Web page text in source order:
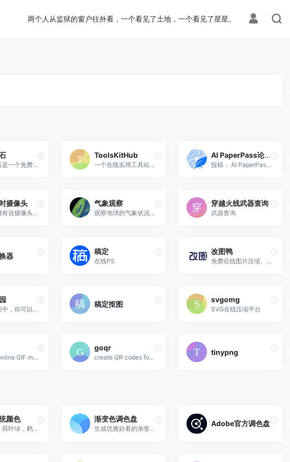
wp-optimization.phpon line 113
两个人从监狱的窗户往外看，一个看见了土地，一个看见了星星。
音乐魔石是一个免费提供全网...
ToolsKitHub
一个在线实用工具站! 可以提...
AI PaperPass论文生成器
投稿： AI PaperPass是一个A...
摄像头
在全球都有设摄像头的网站！ ...
气象观察
观察地球的气象状况和海洋运动
穿越火线武器查询
武器查询
器
稿定
在线PS
改图鸭
免费在线图片压缩、图片编辑...
在此页面中，你可以尝试使用...
稿定抠图
svgomg
SVG在线压缩平台
simple online GIF maker and toolset for basic animated GIF editing.
goqr
create QR codes for free (Logo, T-Shirt, vCard, EPS)
tinypng
颜色
石竹紫，荷叶绿，鹤灰。颜色都该有它好听的名字！
渐变色调色盘
生成优雅好看的渐变色
Adobe官方调色盘